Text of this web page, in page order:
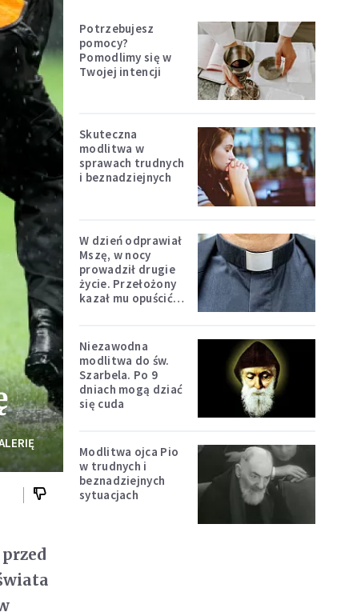
Potrzebujesz
pomocy?
Pomodlimy się w
Twojej intencji
Skuteczna
modlitwa w
sprawach trudnych
i beznadziejnych
W dzień odprawiał
Mszę, w nocy
prowadził drugie
życie. Przełożony
kazał mu opuścić
Niezawodna
modlitwa do św.
Szarbela. Po 9
dniach mogą dziać
się cuda
Modlitwa ojca Pio
w trudnych i
beznadziejnych
sytuacjach